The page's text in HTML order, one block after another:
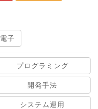
電子
プログラミング
開発手法
システム運用